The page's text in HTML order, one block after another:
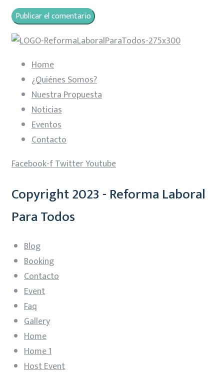
Home
¿Quiénes Somos?
Nuestra Propuesta
Noticias
Eventos
Contacto
Facebook-fTwitterYoutube
Copyright 2023 - Reforma Laboral
Para Todos
Blog
Booking
Contacto
Event
Faq
Gallery
Home
Home 1
Host Event